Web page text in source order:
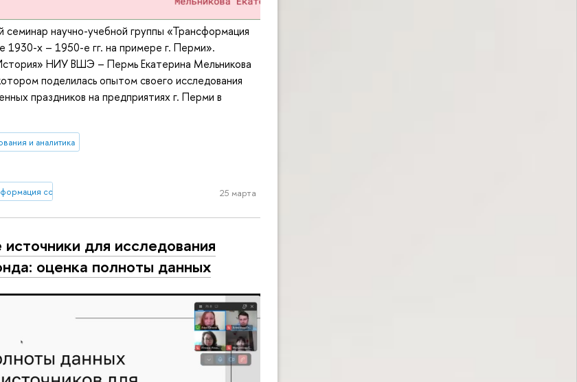
семинар научно-учебной группы «Трансформация
1930-х – 1950-е гг. на примере г. Перми».
НИУ ВШЭ – Пермь Екатерина Мельникова
поделилась опытом своего исследования
праздников на предприятиях г. Перми в
и аналитика
советского города в конце 1930-х - 1950-е гг. на примере г. Перми»
25 марта
для исследования
оценка полноты данных